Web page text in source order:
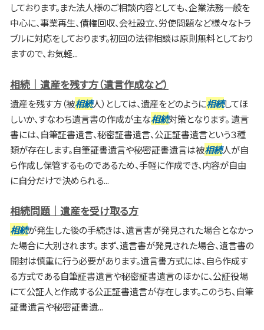
しております。また法人様のご相談内容としても、企業法務一般を
中心に、事業再生、債権回収、会社設立、労使問題など様々なトラ
ブルに対応をしております。初回の法律相談は原則無料としており
ますので、お気軽...
相続｜遺産を残す方（遺言作成など）
遺産を残す方（被相続人）としては、遺産をどのように相続してほ
しいか、すなわち遺言書の作成が主な相続対策となります。 遺言
書には、自筆証書遺言、秘密証書遺言、公正証書遺言という３種
類が存在します。自筆証書遺言や秘密証書遺言は被相続人が自
ら作成し保管するものであるため、手軽に作成でき、内容が自由
に自分だけで決められる...
相続問題｜遺産を受け取る方
相続が発生した後の手続きは、遺言書が発見された場合となかっ
た場合に大別されます。 まず、遺言書が発見された場合、遺言書の
開封は慎重に行う必要があります。遺言書方式には、自ら作成す
る方式である自筆証書遺言や秘密証書遺言のほかに、公証役場
にて公証人と作成する公正証書遺言が存在します。このうち、自筆
証書遺言や秘密証書遺...